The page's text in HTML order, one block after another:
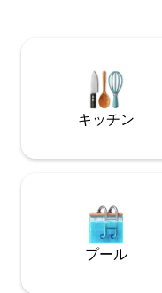
キッチン
プール